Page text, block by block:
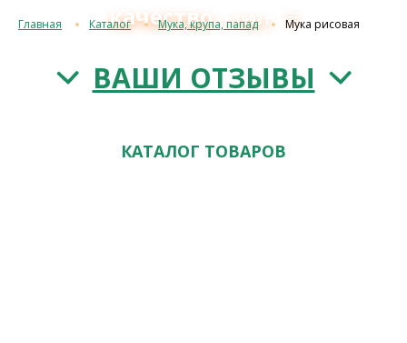
качество с 1993 г.≡
Главная Каталог Мука, крупа, папад Мука рисовая
ВАШИ ОТЗЫВЫ
КАТАЛОГ ТОВАРОВ